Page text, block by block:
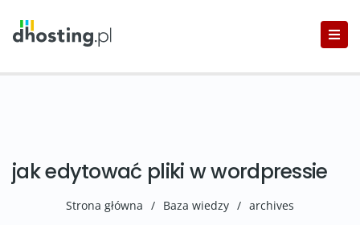
jak edytować pliki w wordpressie
Strona główna / Baza wiedzy / archives